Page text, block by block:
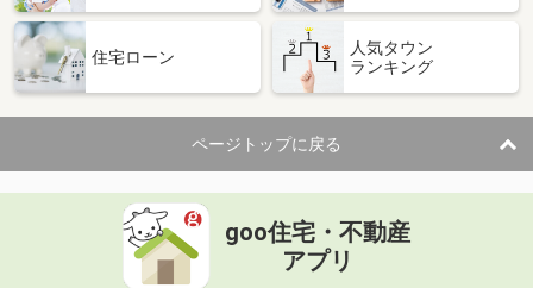
兵庫県明石市大久保町西島
住 所
兵庫県明石市大久保町西島
専有面積 45.09m²
間取り
2DK
兵庫県明石市魚住町西岡
価 格
住 所
兵庫県明石市魚住町西岡
住宅ローン
人気タウン
ランキング
ページトップに戻る
goo住宅・不動産
アプリ